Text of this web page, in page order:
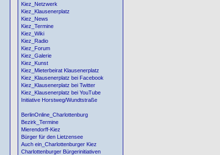
Kiez_Netzwerk
Kiez_Klausenerplatz
Kiez_News
Kiez_Termine
Kiez_Wiki
Kiez_Radio
Kiez_Forum
Kiez_Galerie
Kiez_Kunst
Kiez_Mieterbeirat Klausenerplatz
Kiez_Klausenerplatz bei Facebook
Kiez_Klausenerplatz bei Twitter
Kiez_Klausenerplatz bei YouTube
Initiative Horstweg/Wundtstraße
BerlinOnline_Charlottenburg
Bezirk_Termine
Mierendorff-Kiez
Bürger für den Lietzensee
Auch ein_Charlottenburger Kiez
Charlottenburger Bürgerinitiativen